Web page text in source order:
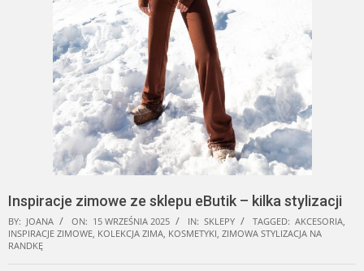
Inspiracje zimowe ze sklepu eButik – kilka stylizacji
BY: JOANA ON: 15 WRZEŚNIA 2025 IN: SKLEPY TAGGED: AKCESORIA,
INSPIRACJE ZIMOWE, KOLEKCJA ZIMA, KOSMETYKI, ZIMOWA STYLIZACJA NA
RANDKĘ